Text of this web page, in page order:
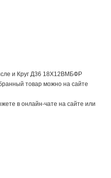
и Круг Д36 18Х12ВМБФР
товар можно на сайте
в онлайн-чате на сайте или